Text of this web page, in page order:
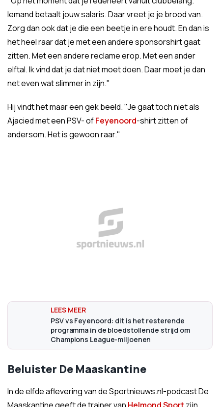
Iemand betaalt jouw salaris. Daar vreet je je brood van.
Zorg dan ook dat je die een beetje in ere houdt. En dan is
het heel raar dat je met een andere sponsorshirt gaat
zitten. Met een andere reclame erop. Met een ander
elftal. Ik vind dat je dat niet moet doen. Daar moet je dan
net even wat slimmer in zijn."
Hij vindt het maar een gek beeld. "Je gaat toch niet als
Ajacied met een PSV- ofFeyenoord-shirt zitten of
andersom. Het is gewoon raar."
PSV vs Feyenoord: dit is het resterende
programma in de bloedstollende strijd om
Champions League-miljoenen
Beluister De Maaskantine
In de elfde aflevering van de Sportnieuws.nl-podcast De